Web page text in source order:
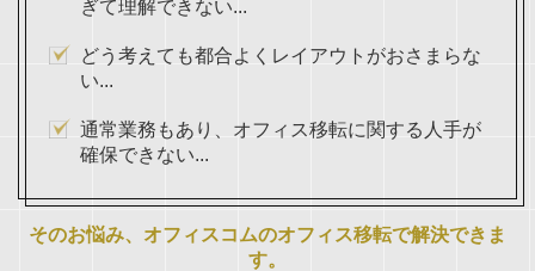
ぎて理解できない...
どう考えても都合よくレイアウトがおさまらな
い...
通常業務もあり、オフィス移転に関する人手が
確保できない...
そのお悩み、オフィスコムのオフィス移転で解決できま
す。